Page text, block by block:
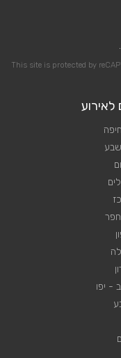
This site is protected by
לאירוע
- יפו